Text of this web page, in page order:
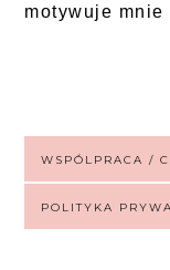
motywuje
WSPÓLPRACA /
POLITYKA